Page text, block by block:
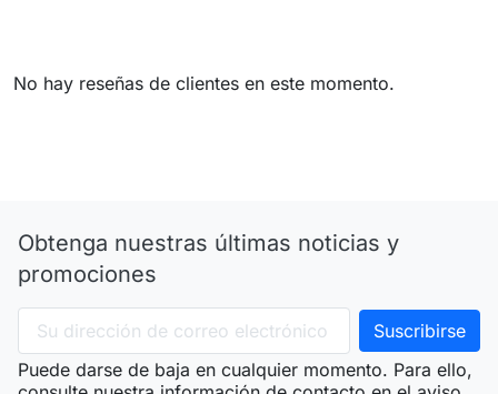
No hay reseñas de clientes en este momento.
Obtenga nuestras últimas noticias y
promociones
Puede darse de baja en cualquier momento. Para ello,